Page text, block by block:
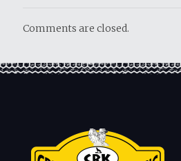
Comments are closed.